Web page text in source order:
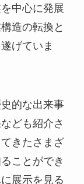
的な出来事
ども紹介さ
きたさまざ
ことができ
現在の姿に
に感じるこ